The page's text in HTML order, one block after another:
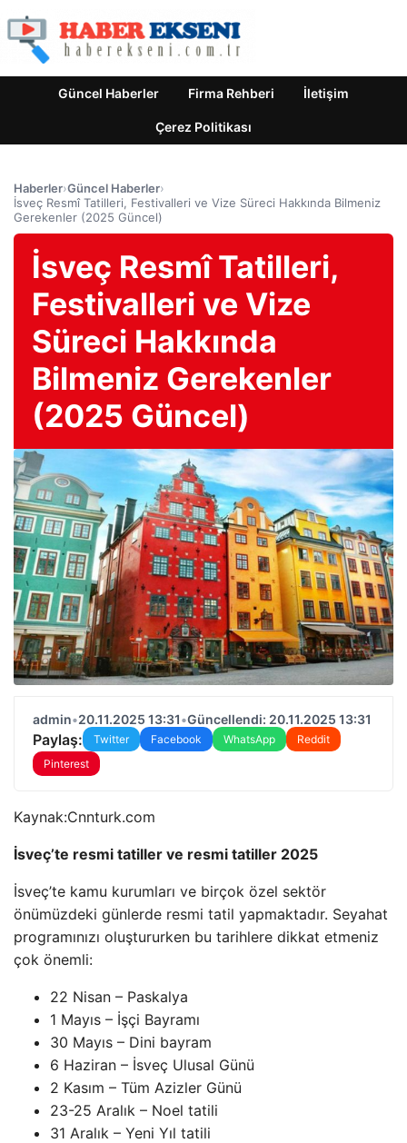
Güncel Haberler Firma Rehberi İletişim
Çerez Politikası
Haberler›Güncel Haberler›
İsveç Resmî Tatilleri, Festivalleri ve Vize Süreci Hakkında Bilmeniz
Gerekenler (2025 Güncel)
İsveç Resmî Tatilleri,
Festivalleri ve Vize
Süreci Hakkında
Bilmeniz Gerekenler
(2025 Güncel)
admin•20.11.2025 13:31•Güncellendi: 20.11.2025 13:31
Paylaş: Twitter Facebook WhatsApp
Reddit
Pinterest
Kaynak:Cnnturk.com
İsveç’te resmi tatiller ve resmi tatiller 2025
İsveç’te kamu kurumları ve birçok özel sektör
önümüzdeki günlerde resmi tatil yapmaktadır. Seyahat
programınızı oluştururken bu tarihlere dikkat etmeniz
çok önemli:
22 Nisan – Paskalya
1 Mayıs – İşçi Bayramı
30 Mayıs – Dini bayram
6 Haziran – İsveç Ulusal Günü
2 Kasım – Tüm Azizler Günü
23-25 ​​Aralık – Noel tatili
31 Aralık – Yeni Yıl tatili